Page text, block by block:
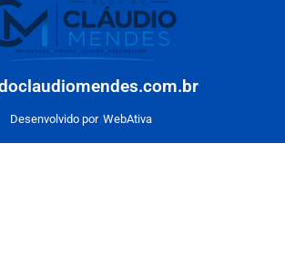
Desenvolvido por WebAtiva